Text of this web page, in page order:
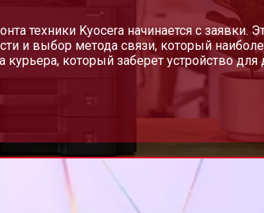
мин от 2700 ₽
мин
техники Kyocera начинается с заявки.
и выбор метода связи, который
который заберет устройство